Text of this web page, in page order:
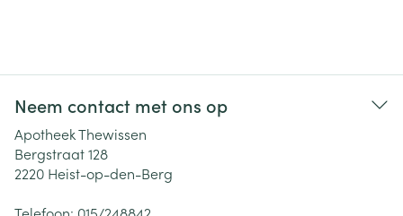
Neem contact met ons op
Apotheek Thewissen
Bergstraat 128
2220 Heist-op-den-Berg